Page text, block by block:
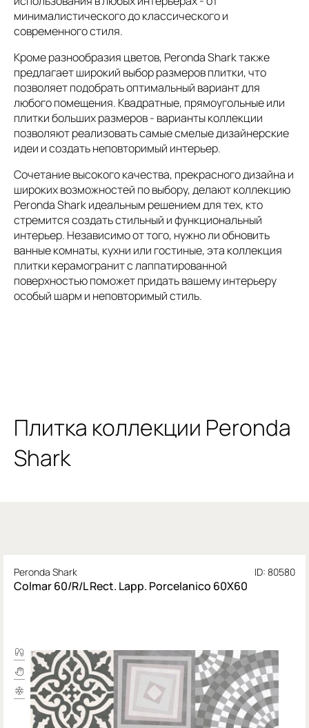
минималистического до классического и
современного стиля.
Кроме разнообразия цветов, Peronda Shark также
предлагает широкий выбор размеров плитки, что
позволяет подобрать оптимальный вариант для
любого помещения. Квадратные, прямоугольные или
плитки больших размеров - варианты коллекции
позволяют реализовать самые смелые дизайнерские
идеи и создать неповторимый интерьер.
Сочетание высокого качества, прекрасного дизайна и
широких возможностей по выбору, делают коллекцию
Peronda Shark идеальным решением для тех, кто
стремится создать стильный и функциональный
интерьер. Независимо от того, нужно ли обновить
ванные комнаты, кухни или гостиные, эта коллекция
плитки керамогранит с лаппатированной
поверхностью поможет придать вашему интерьеру
особый шарм и неповторимый стиль.
Плитка коллекции Peronda
Shark
Peronda Shark ID: 80580
Colmar 60/R/L Rect. Lapp. Porcelanico 60X60